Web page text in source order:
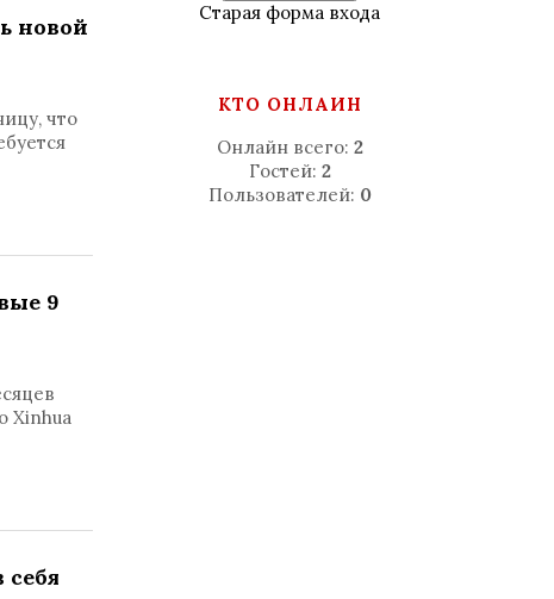
новой
что
9
Xinhua
Старая форма входа
КТО ОНЛАЙН
Онлайн всего: 2
Гостей: 2
Пользователей: 0